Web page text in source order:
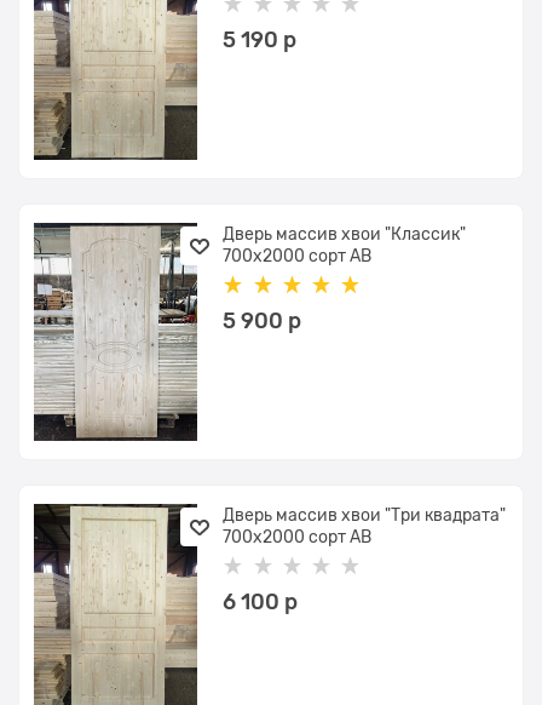
5 190 р
Дверь массив хвои "Классик"
700х2000 сорт АВ
5 900 р
Дверь массив хвои "Три квадрата"
700х2000 сорт АВ
6 100 р